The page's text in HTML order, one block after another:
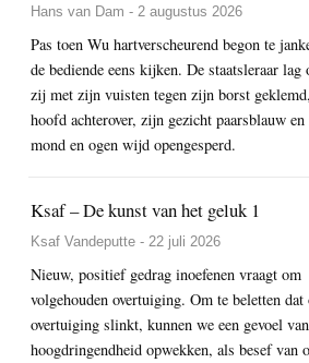
Shodo
Harada
Roshi,
busrit
ommekeer
Hans van Dam - 2 augustus 2026
Pas toen Wu hartverscheurend begon te
de bediende eens kijken. De staatsleraar lag
zij met zijn vuisten tegen zijn borst
hoofd achterover, zijn gezicht paarsblauw
mond en ogen wijd opengesperd.
Ksaf – De kunst van het geluk 1
Ksaf Vandeputte - 22 juli 2026
Nieuw, positief gedrag inoefenen vraagt om
volgehouden overtuiging. Om te beletten dat
overtuiging slinkt, kunnen we een gevoel van
hoogdringendheid opwekken, als besef van